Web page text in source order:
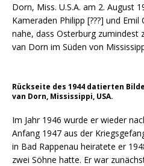
Dorn, Miss. U.S.A. am 2. August
Kameraden Philipp [???] und
nahe, dass Osterburg zumindest
van Dorn im Süden von
Rückseite des 1944 datierten
van Dorn, Mississippi, USA.
Im Jahr 1946 wurde er wieder
Anfang 1947 aus der
in Bad Rappenau heiratete er
zwei Söhne hatte. Er war